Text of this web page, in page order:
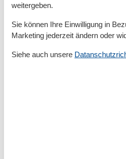
Serviceeinrichtungen
Bettwäsche
Deichblick
Doppelbett
Dusche/WC
weitergeben.
Sie können Ihre Einwilligung in
Marketing jederzeit ändern oder
Siehe auch unsere